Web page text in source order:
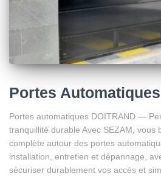
Portes
Portes automatiques DOITRAND —
tranquillité durable Avec SEZAM, vous
complète autour des portes
installation, entretien et dépannage,
sécuriser durablement vos accès et